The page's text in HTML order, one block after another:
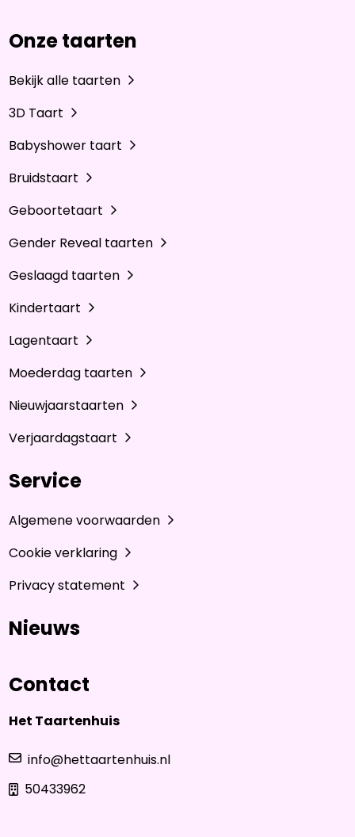
Onze taarten
Bekijk alle taarten
3D Taart
Babyshower taart
Bruidstaart
Geboortetaart
Gender Reveal taarten
Geslaagd taarten
Kindertaart
Lagentaart
Moederdag taarten
Nieuwjaarstaarten
Verjaardagstaart
Service
Algemene voorwaarden
Cookie verklaring
Privacy statement
Nieuws
Contact
Het Taartenhuis
info@hettaartenhuis.nl
50433962